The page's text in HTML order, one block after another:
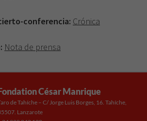
conferencia: Crónica
Nota de prensa
César Manrique
de Tahíche – C/ Jorge Luis Borges, 16. Tahíche,
Lanzarote